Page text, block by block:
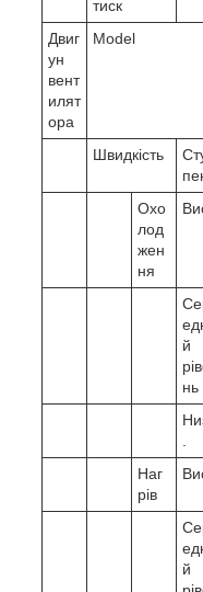
тиск
Двиг
ун
вент
илят
ора
Model
Швидкість
Охо
лод
жен
ня
й
нь
.
Наг
рів
й